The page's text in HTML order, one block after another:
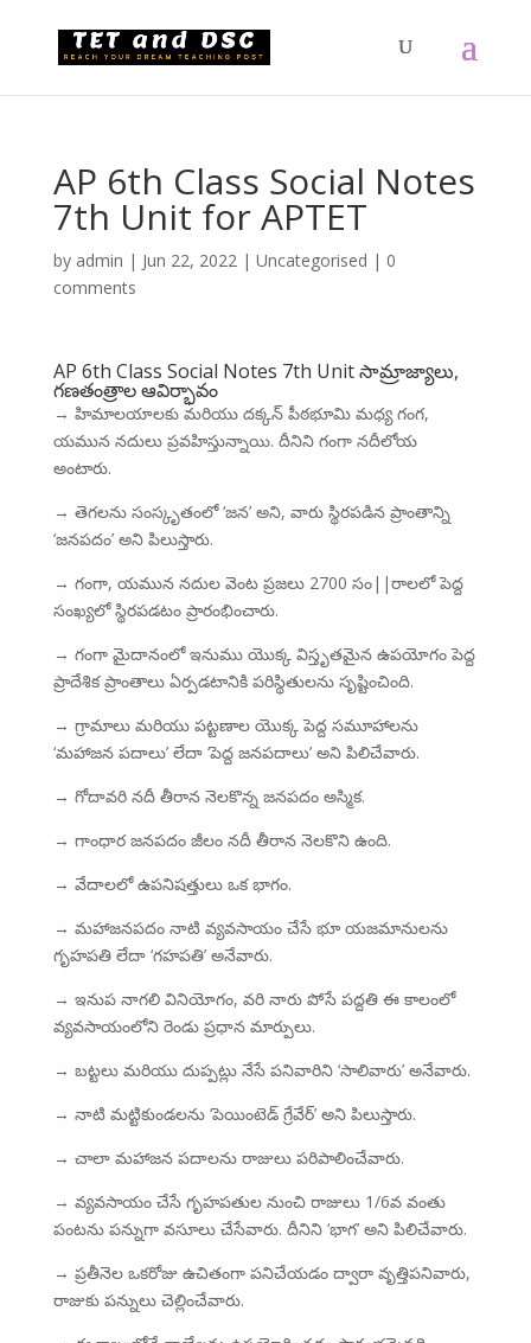
AP 6th Class Social Notes
7th Unit for APTET
by admin | Jun 22, 2022| Uncategorised | 0
comments
AP 6th Class Social Notes 7th Unit సామ్రాజ్యాలు,
గణతంత్రాల ఆవిర్భావం
→ హిమాలయాలకు మరియు దక్కన్ పీఠభూమి మధ్య గంగ,
యమున నదులు ప్రవహిస్తున్నాయి. దీనిని గంగా నదీలోయ
అంటారు.
→ తెగలను సంస్కృతంలో ‘జన’ అని, వారు స్థిరపడిన ప్రాంతాన్ని
‘జనపదం’ అని పిలుస్తారు.
→ గంగా, యమున నదుల వెంట ప్రజలు 2700 సం||రాలలో పెద్ద
సంఖ్యలో స్థిరపడటం ప్రారంభించారు.
→ గంగా మైదానంలో ఇనుము యొక్క విస్తృతమైన ఉపయోగం పెద్ద
ప్రాదేశిక ప్రాంతాలు ఏర్పడటానికి పరిస్థితులను సృష్టించింది.
→ గ్రామాలు మరియు పట్టణాల యొక్క పెద్ద సమూహాలను
‘మహాజన పదాలు’ లేదా ‘పెద్ద జనపదాలు’ అని పిలిచేవారు.
→ గోదావరి నదీ తీరాన నెలకొన్న జనపదం అస్మిక.
→ గాంధార జనపదం జీలం నదీ తీరాన నెలకొని ఉంది.
→ వేదాలలో ఉపనిషత్తులు ఒక భాగం.
→ మహాజనపదం నాటి వ్యవసాయం చేసే భూ యజమానులను
గృహపతి లేదా ‘గహపతి’ అనేవారు.
→ ఇనుప నాగలి వినియోగం, వరి నారు పోసే పద్దతి ఈ కాలంలో
వ్యవసాయంలోని రెండు ప్రధాన మార్పులు.
→ బట్టలు మరియు దుప్పట్లు నేసే పనివారిని ‘సాలివారు’ అనేవారు.
→ నాటి మట్టికుండలను ‘పెయింటెడ్ గ్రేవేర్’ అని పిలుస్తారు.
→ చాలా మహాజన పదాలను రాజులు పరిపాలించేవారు.
→ వ్యవసాయం చేసే గృహపతుల నుంచి రాజులు 1/6వ వంతు
పంటను పన్నుగా వసూలు చేసేవారు. దీనిని ‘భాగ’ అని పిలిచేవారు.
→ ప్రతీనెల ఒకరోజు ఉచితంగా పనిచేయడం ద్వారా వృత్తిపనివారు,
రాజుకు పన్నులు చెల్లించేవారు.